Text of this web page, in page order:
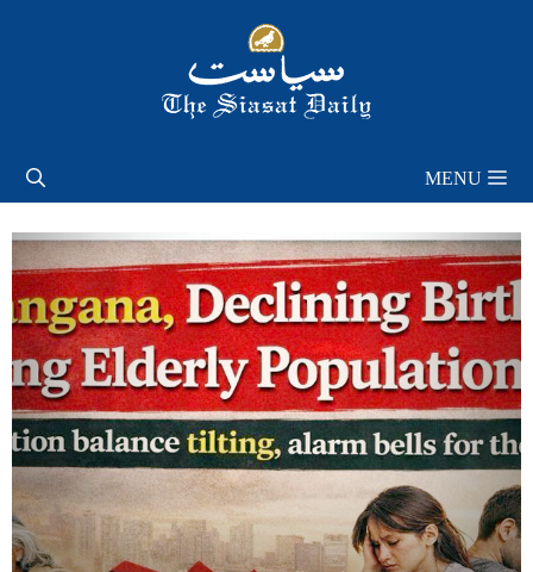
MENU